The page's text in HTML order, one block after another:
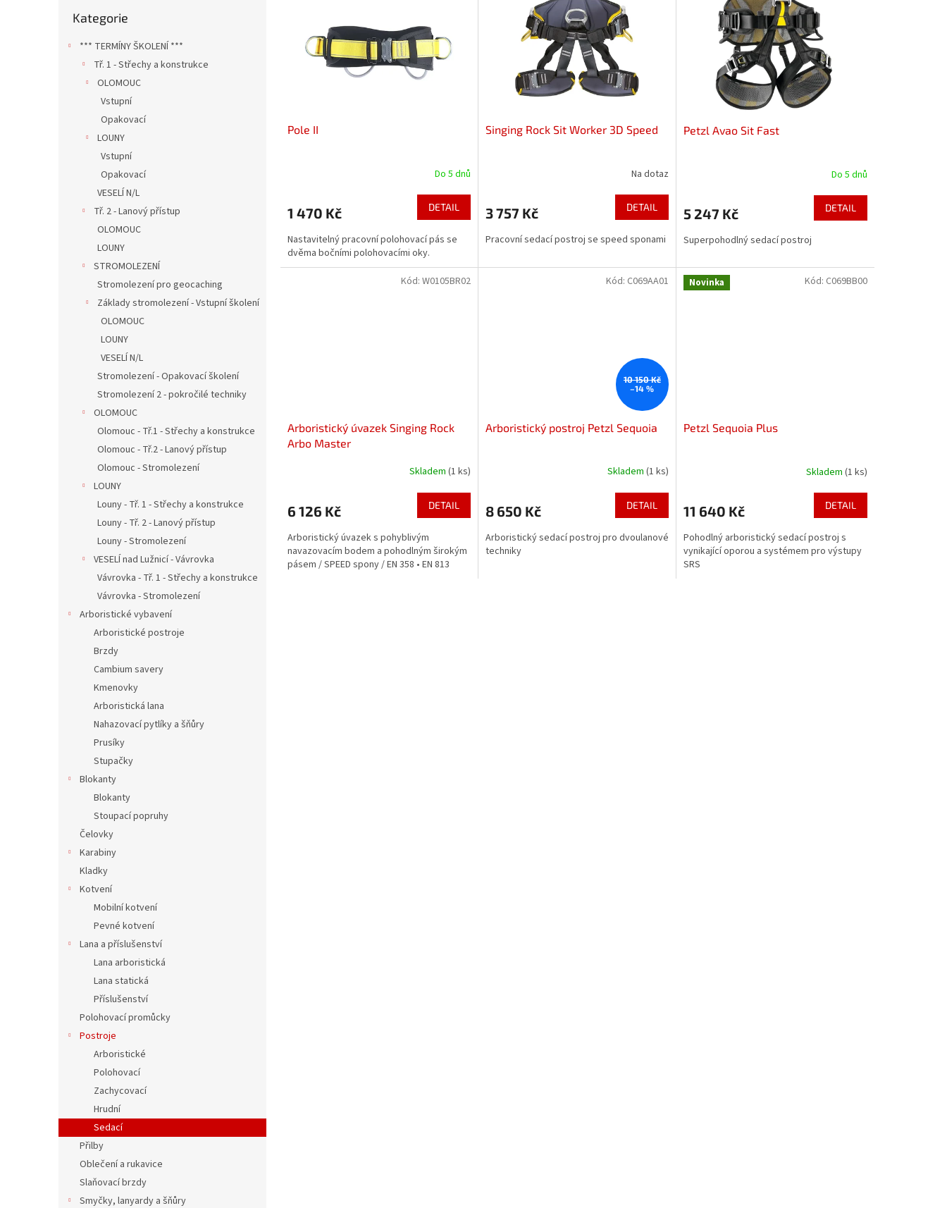
kategorie
Kategorie
*** TERMÍNY ŠKOLENÍ ***
Tř. 1 - Střechy a konstrukce
OLOMOUC
Vstupní
Opakovací
LOUNY
Vstupní
Opakovací
VESELÍ N/L
Tř. 2 - Lanový přístup
OLOMOUC
LOUNY
STROMOLEZENÍ
Stromolezení pro geocaching
Základy stromolezení - Vstupní školení
OLOMOUC
LOUNY
VESELÍ N/L
Stromolezení - Opakovací školení
Stromolezení 2 - pokročilé techniky
OLOMOUC
Olomouc - Tř.1 - Střechy a konstrukce
Olomouc - Tř.2 - Lanový přístup
Olomouc - Stromolezení
LOUNY
Louny - Tř. 1 - Střechy a konstrukce
Louny - Tř. 2 - Lanový přístup
Louny - Stromolezení
VESELÍ nad Lužnicí - Vávrovka
Vávrovka - Tř. 1 - Střechy a konstrukce
Vávrovka - Stromolezení
Arboristické vybavení
Arboristické postroje
Brzdy
Cambium savery
Kmenovky
Arboristická lana
Nahazovací pytlíky a šňůry
Prusíky
Stupačky
Blokanty
Blokanty
Stoupací popruhy
Čelovky
Karabiny
Kladky
Kotvení
Mobilní kotvení
Pevné kotvení
Lana a příslušenství
Lana arboristická
Lana statická
Příslušenství
Polohovací promůcky
Postroje
Arboristické
Polohovací
Zachycovací
Hrudní
Sedací
Přilby
Oblečení a rukavice
Slaňovací brzdy
Smyčky, lanyardy a šňůry
Pole II
Do 5 dnů
1 470 Kč DETAIL
Nastavitelný pracovní polohovací pás se
dvěma bočními polohovacími oky.
Singing Rock Sit Worker 3D Speed
Na dotaz
3 757 Kč DETAIL
Pracovní sedací postroj se speed sponami
Petzl Avao Sit Fast
Do 5 dnů
5 247 Kč DETAIL
Superpohodlný sedací postroj
Arboristický úvazek Singing Rock
Arbo Master
Skladem (1 ks)
6 126 Kč DETAIL
Arboristický úvazek s pohyblivým
navazovacím bodem a pohodlným širokým
pásem / SPEED spony / EN 358 • EN 813
Kód: W0105BR02
10 150 Kč
–14 %
Arboristický postroj Petzl Sequoia
Skladem (1 ks)
8 650 Kč DETAIL
Arboristický sedací postroj pro dvoulanové
techniky
Kód: C069AA01 Novinka
Petzl Sequoia Plus
Skladem (1 ks)
11 640 Kč DETAIL
Pohodlný arboristický sedací postroj s
vynikající oporou a systémem pro výstupy
SRS
Kód: C069BB00